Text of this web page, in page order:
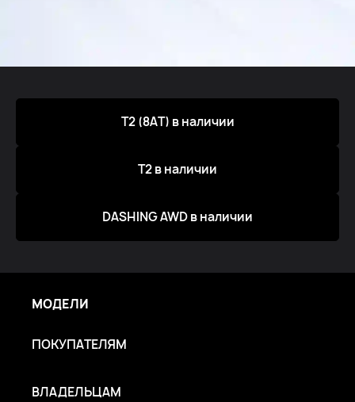
Т2 (8АТ) в наличии
T2 в наличии
DASHING AWD в наличии
МОДЕЛИ
ПОКУПАТЕЛЯМ
ВЛАДЕЛЬЦАМ